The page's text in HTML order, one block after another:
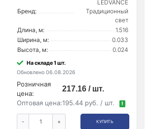
Бренд:
LEDVANCE
Традиционный
свет
Длина, м:
1.516
Ширина, м:
0.033
Высота, м:
0.024
На складе 1 шт.
Обновлено 06.08.2026
Розничная
цена:
217.16 / шт.
Оптовая цена:195.44 руб. / шт. !
- + КУПИТЬ